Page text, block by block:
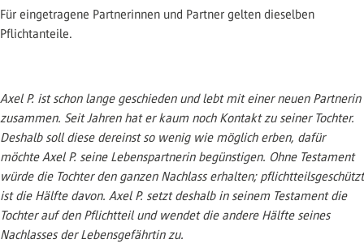
Für eingetragene Partnerinnen und Partner gelten dieselben
Pflichtanteile.
Axel P. ist schon lange geschieden und lebt mit einer neuen Partnerin
zusammen. Seit Jahren hat er kaum noch Kontakt zu seiner Tochter.
Deshalb soll diese dereinst so wenig wie möglich erben, dafür
möchte Axel P. seine Lebenspartnerin begünstigen. Ohne Testament
würde die Tochter den ganzen Nachlass erhalten; pflichtteilsgeschützt
ist die Hälfte davon. Axel P. setzt deshalb in seinem Testament die
Tochter auf den Pflichtteil und wendet die andere Hälfte seines
Nachlasses der Lebensgefährtin zu.